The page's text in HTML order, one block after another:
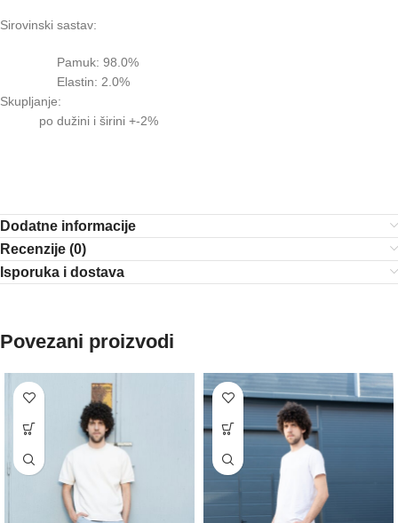
Sirovinski sastav:
Pamuk: 98.0%
Elastin: 2.0%
Skupljanje:
po dužini i širini +-2%
Dodatne informacije
Recenzije (0)
Isporuka i dostava
Povezani proizvodi